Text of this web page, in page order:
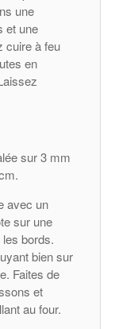
une
et une
cuire à feu
en
sur 3 mm
avec un
sur une
bords.
bien sur
Faites de
et
au four.